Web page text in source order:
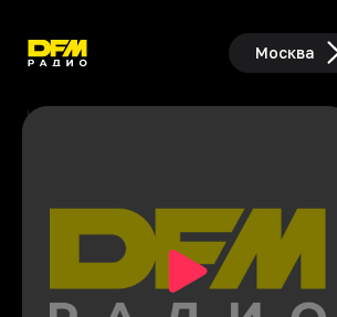
Москва